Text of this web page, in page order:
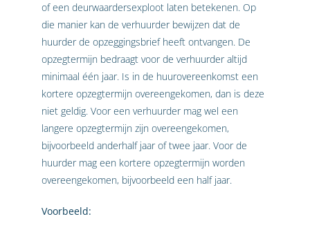
of een deurwaardersexploot laten betekenen. Op
die manier kan de verhuurder bewijzen dat de
huurder de opzeggingsbrief heeft ontvangen. De
opzegtermijn bedraagt voor de verhuurder altijd
minimaal één jaar. Is in de huurovereenkomst een
kortere opzegtermijn overeengekomen, dan is deze
niet geldig. Voor een verhuurder mag wel een
langere opzegtermijn zijn overeengekomen,
bijvoorbeeld anderhalf jaar of twee jaar. Voor de
huurder mag een kortere opzegtermijn worden
overeengekomen, bijvoorbeeld een half jaar.
Voorbeeld: